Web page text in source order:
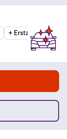
+ Erstzulassung